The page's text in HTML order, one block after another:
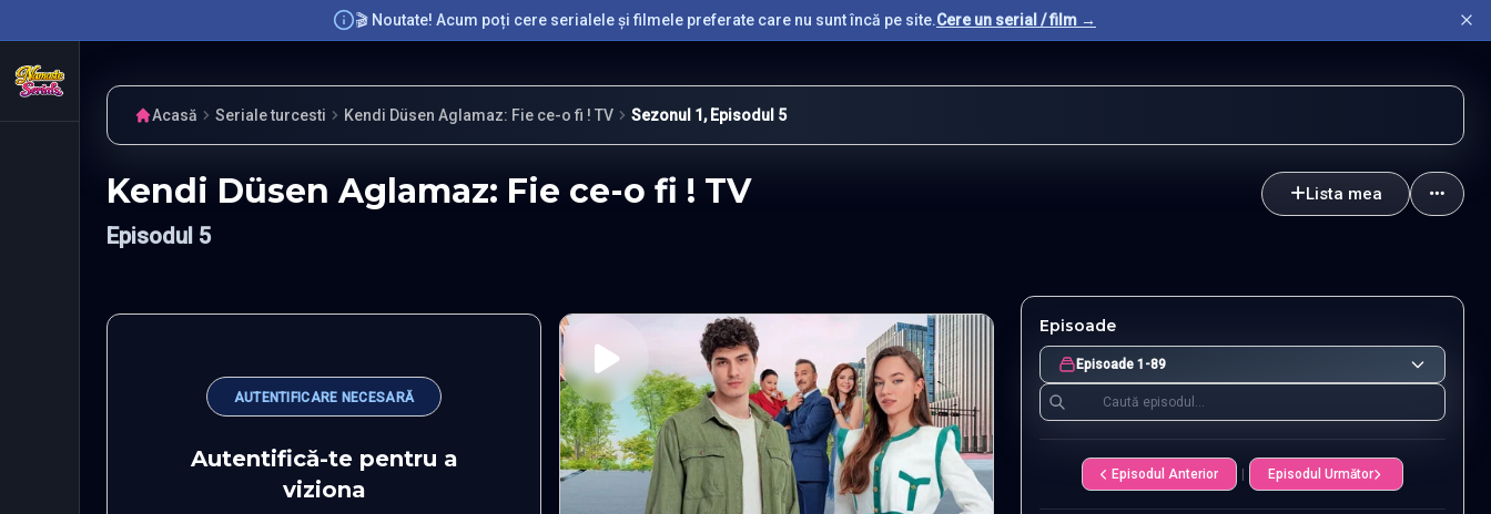
🎬 Noutate! Acum poți cere serialele și filmele preferate care nu sunt încă pe site.Cere un serial / film →
Acasă Seriale turcesti Kendi Düsen Aglamaz: Fie ce-o fi ! TV Sezonul 1, Episodul 5
Kendi Düsen Aglamaz: Fie ce-o fi ! TV
Episodul 5
Lista mea
AUTENTIFICARE NECESARĂ
Autentifică-te pentru a
viziona
Episoade
Episoade 1-89
Episodul Anterior Episodul Următor